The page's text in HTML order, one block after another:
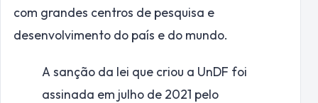
com grandes centros de pesquisa e
desenvolvimento do país e do mundo.
A sanção da lei que criou a UnDF foi
assinada em julho de 2021 pelo